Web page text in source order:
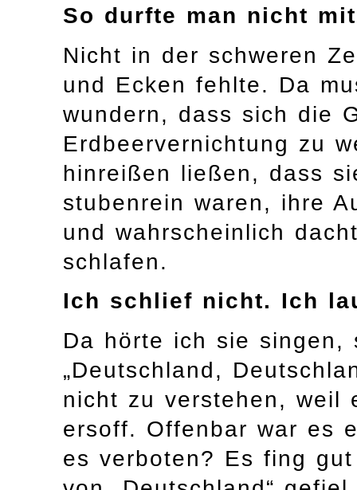
So durfte man nicht
Nicht in der schweren
und Ecken fehlte. Da
wundern, dass sich die
Erdbeervernichtung zu
hinreißen ließen, dass
stubenrein waren, ihre
und wahrscheinlich
schlafen.
Ich schlief nicht. Ich
Da hörte ich sie singen,
„Deutschland,
nicht zu verstehen, weil
ersoff. Offenbar war es
es verboten? Es fing